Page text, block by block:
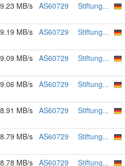
MB/s AS60729 Stiftung...
MB/s AS60729 Stiftung...
MB/s AS60729 Stiftung...
MB/s AS60729 Stiftung...
MB/s AS60729 Stiftung...
MB/s AS60729 Stiftung...
MB/s AS60729 Stiftung...